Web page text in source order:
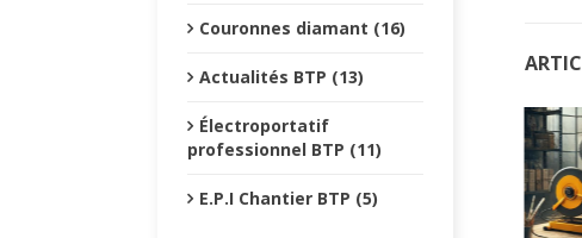
Couronnes diamant (16)
Actualités BTP (13)
Électroportatif
professionnel BTP (11)
E.P.I Chantier BTP (5)